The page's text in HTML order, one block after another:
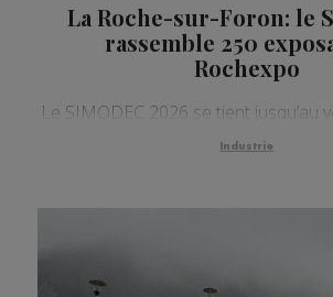
La Roche-sur-Foron: le
rassemble 250
Rochexpo
Le SIMODEC 2026 se tient jusqu’au
Industrie